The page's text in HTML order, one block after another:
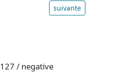
suivante
/ negative